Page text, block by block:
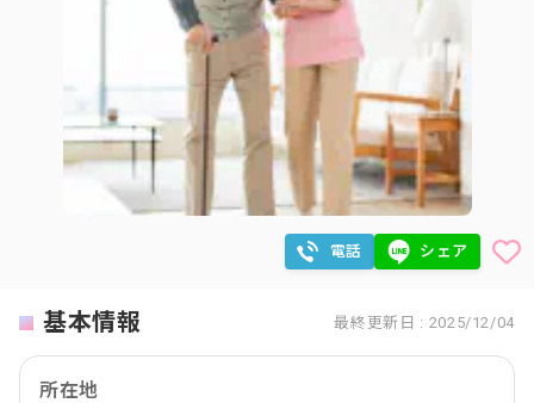
電話 シェア
基本情報 最終更新日 : 2025/12/04
所在地